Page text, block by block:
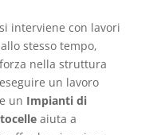
interviene con lavori
stesso tempo,
nella struttura
un lavoro
un Impianti di
aiuta a